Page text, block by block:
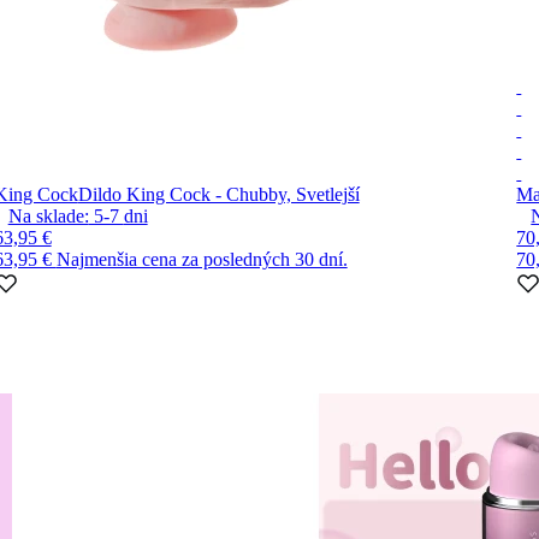
CockDildo King Cock - Chubby, Svetlejší
Na sklade: 5-7 dni
€
€ Najmenšia cena za posledných 30 dní.